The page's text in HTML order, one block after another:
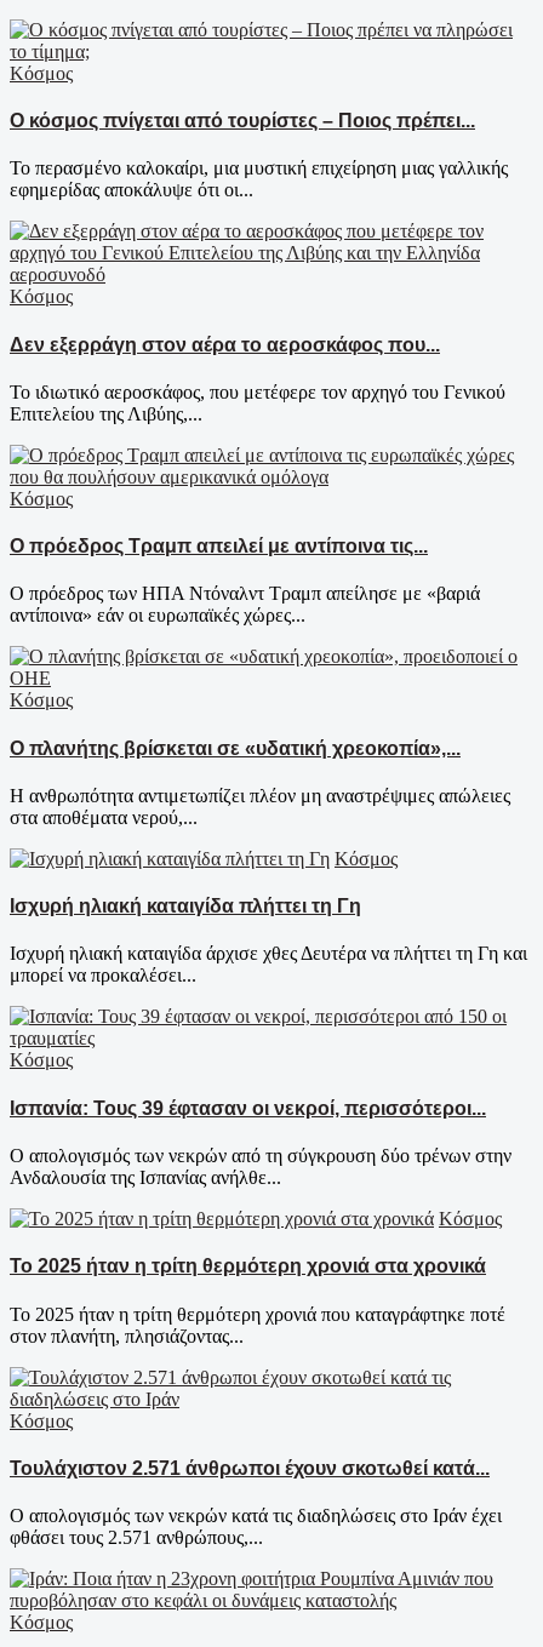
Κόσμος
Ο κόσμος πνίγεται από τουρίστες – Ποιος πρέπει...
Το περασμένο καλοκαίρι, μια μυστική επιχείρηση μιας γαλλικής
εφημερίδας αποκάλυψε ότι οι...
Κόσμος
Δεν εξερράγη στον αέρα το αεροσκάφος που...
Το ιδιωτικό αεροσκάφος, που μετέφερε τον αρχηγό του Γενικού
Επιτελείου της Λιβύης,...
Κόσμος
Ο πρόεδρος Τραμπ απειλεί με αντίποινα τις...
Ο πρόεδρος των ΗΠΑ Ντόναλντ Τραμπ απείλησε με «βαριά
αντίποινα» εάν οι ευρωπαϊκές χώρες...
Κόσμος
Ο πλανήτης βρίσκεται σε «υδατική χρεοκοπία»,...
Η ανθρωπότητα αντιμετωπίζει πλέον μη αναστρέψιμες απώλειες
στα αποθέματα νερού,...
Κόσμος
Ισχυρή ηλιακή καταιγίδα πλήττει τη Γη
Ισχυρή ηλιακή καταιγίδα άρχισε χθες Δευτέρα να πλήττει τη Γη και
μπορεί να προκαλέσει...
Κόσμος
Ισπανία: Τους 39 έφτασαν οι νεκροί, περισσότεροι...
Ο απολογισμός των νεκρών από τη σύγκρουση δύο τρένων στην
Ανδαλουσία της Ισπανίας ανήλθε...
Κόσμος
Το 2025 ήταν η τρίτη θερμότερη χρονιά στα χρονικά
Το 2025 ήταν η τρίτη θερμότερη χρονιά που καταγράφτηκε ποτέ
στον πλανήτη, πλησιάζοντας...
Κόσμος
Τουλάχιστον 2.571 άνθρωποι έχουν σκοτωθεί κατά...
Ο απολογισμός των νεκρών κατά τις διαδηλώσεις στο Ιράν έχει
φθάσει τους 2.571 ανθρώπους,...
Κόσμος